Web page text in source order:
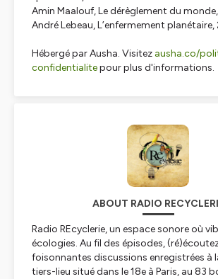
Amin Maalouf,Le dérèglement du monde
André Lebeau,L’enfermement planétaire,
Hébergé par Ausha. Visitez ausha.co/
confidentialitepour plus d'informations.
ABOUT RADIO
Radio REcyclerie, un espace sonore où
écologies. Au fil des épisodes,
foisonnantes discussions enregistrées à
tiers-lieu situé dans le 18e à Paris, au 83